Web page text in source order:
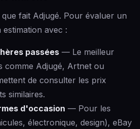
fait Adjugé. Pour évaluer un
avec :
passées — Le meilleur
comme Adjugé, Artnet ou
de consulter les prix
similaires.
d'occasion — Pour les
électronique, design), eBay